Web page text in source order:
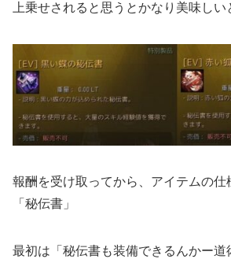
上乗せされると思うとかなり美味しい
報酬を受け取ってから、アイテムの仕
「秘伝書」
最初は「秘伝書も装備できるんかー道